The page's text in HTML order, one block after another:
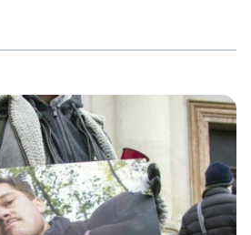
1943 und im Frühjahr 1945
in den istrischen und
Tausende italienische
in die Karsthöhlen, die
Tatsächlich […]